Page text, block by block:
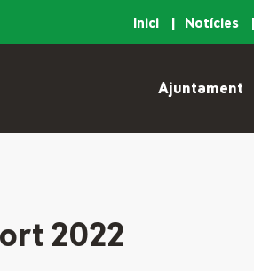
Inici Notícies
Ajuntament
2022